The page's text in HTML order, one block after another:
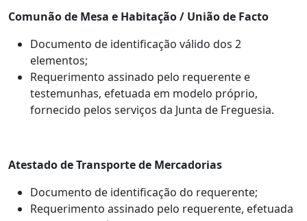
Comunão de Mesa e Habitação / União de Facto
Documento de identificação válido dos 2
elementos;
Requerimento assinado pelo requerente e
testemunhas, efetuada em modelo próprio,
fornecido pelos serviços da Junta de Freguesia.
Atestado de Transporte de Mercadorias
Documento de identificação do requerente;
Requerimento assinado pelo requerente, efetuada